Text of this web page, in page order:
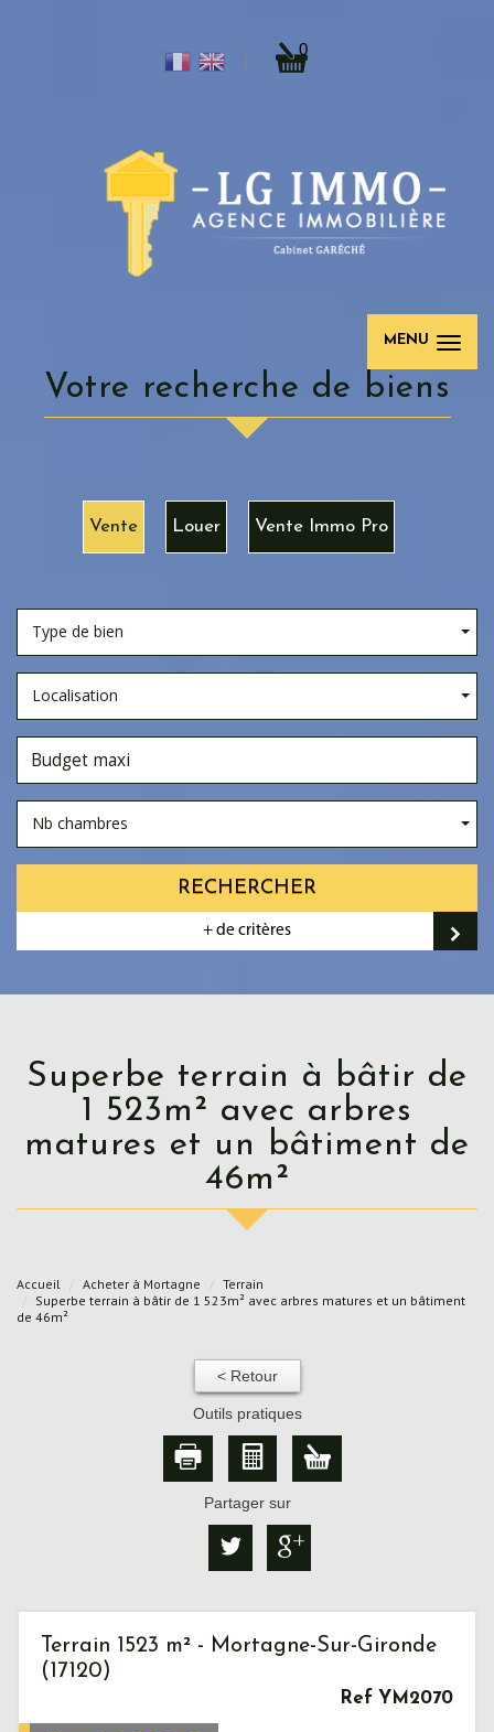
0
MENU
votre recherche de biens
Vente Louer Vente Immo Pro
Type de bien
Localisation
Nb chambres
RECHERCHER
+ de critères
Superbe terrain à bâtir de
1 523m² avec arbres
matures et un bâtiment de
46m²
Accueil Acheter à Mortagne
Terrain
Superbe terrain à bâtir de 1 523m² avec arbres matures et un bâtiment
de 46m²
< Retour
Outils pratiques
Partager sur
Terrain 1523 m² - Mortagne-Sur-Gironde
(17120)
Ref YM2070